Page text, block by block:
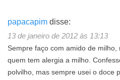
papacapim disse:
13 de janeiro de 2012 às 13:13
Sempre faço com amido de
quem tem alergia a milho.
polvilho, mas sempre usei o doce